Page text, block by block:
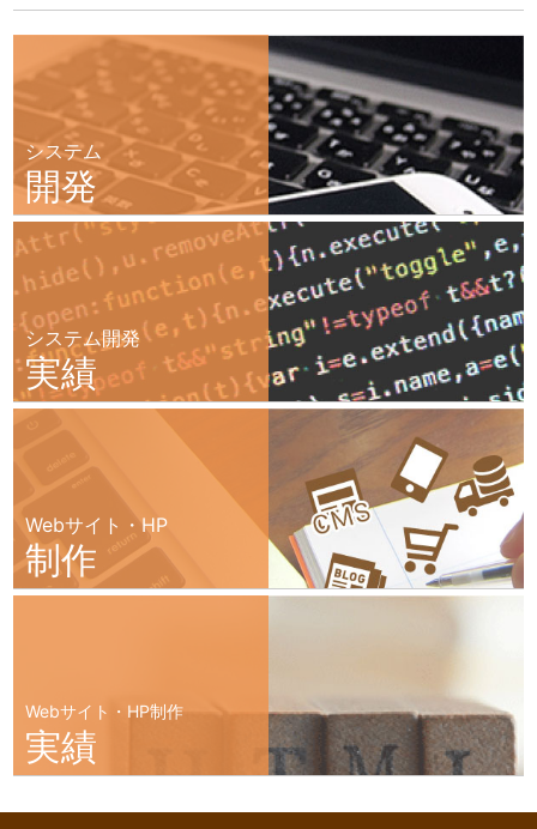
システム
開発
システム開発
実績
Webサイト・HP
制作
Webサイト・HP制作
実績